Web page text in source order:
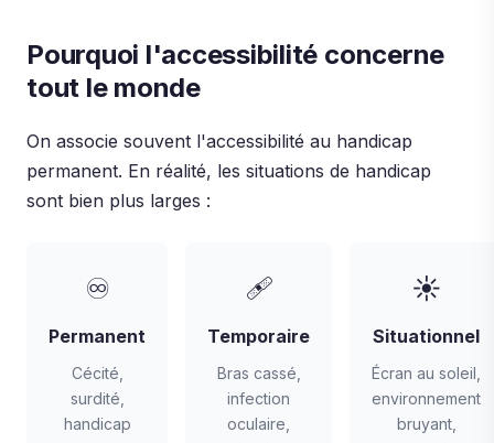
Pourquoi l'accessibilité concerne
tout le monde
On associe souvent l'accessibilité au handicap
permanent. En réalité, les situations de handicap
sont bien plus larges :
♾
Permanent
Cécité,
surdité,
handicap
🩹
Temporaire
Bras cassé,
infection
oculaire,
☀️
Situationnel
Écran au soleil,
environnement
bruyant,